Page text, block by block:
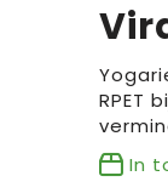
RPET
In